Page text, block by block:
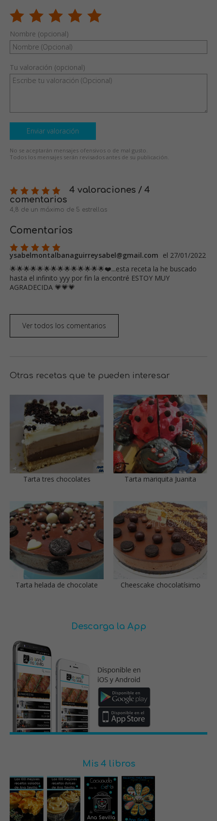
Nombre (opcional)
Tu valoración (opcional)
Enviar valoración
No se aceptarán mensajes ofensivos o de mal gusto.
Todos los mensajes serán revisados antes de su publicación.
4 valoraciones / 4
comentarios
4,8 de un máximo de 5 estrellas
Comentarios
ysabelmontalbanaguirreysabel@gmail.com el 27/01/2022
🌟🌟🌟🌟🌟🌟🌟🌟🌟🌟🌟🌟🌟🌟❤️...esta receta la he buscado
hasta el infinito yyy por fin la encontré ESTOY MUY
AGRADECIDA 💗💗💗
Ver todos los comentarios
Otras recetas que te pueden interesar
Tarta tres chocolates Tarta mariquita Juanita
Tarta helada de chocolate Cheescake chocolatísimo
Descarga la App
Mis 4 libros